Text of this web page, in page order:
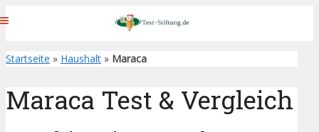
Startseite » Haushalt » Maraca
Maraca Test & Vergleich